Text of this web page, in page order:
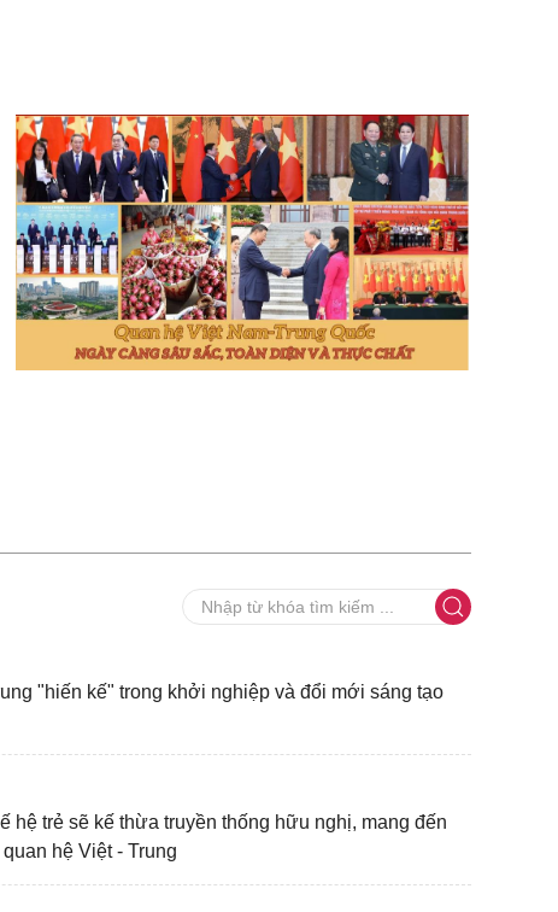
"hiến kế" trong khởi nghiệp và đổi mới sáng tạo
hệ trẻ sẽ kế thừa truyền thống hữu nghị, mang đến
hệ Việt - Trung